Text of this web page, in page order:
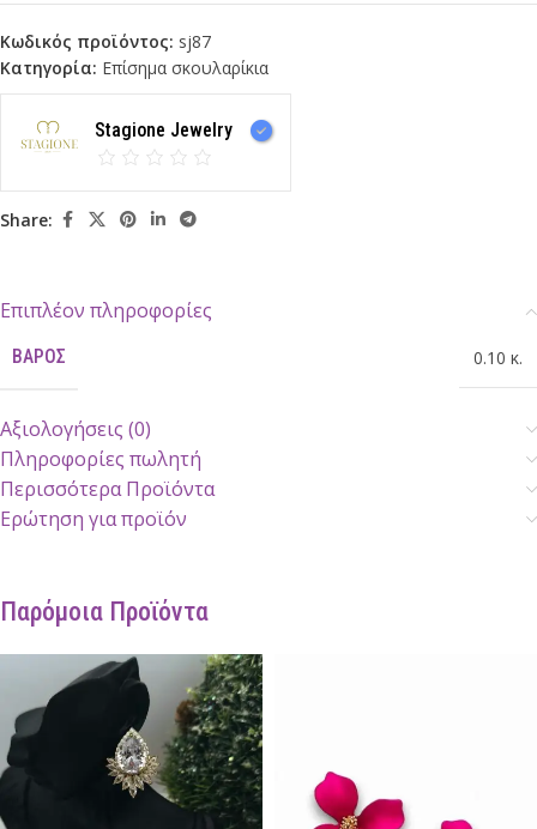
Κωδικός προϊόντος: sj87
Κατηγορία: Επίσημα σκουλαρίκια
Stagione Jewelry
Share:
Επιπλέον πληροφορίες
ΒΆΡΟΣ 0.10 κ.
Αξιολογήσεις (0)
Πληροφορίες πωλητή
Περισσότερα Προϊόντα
Ερώτηση για προϊόν
Παρόμοια Προϊόντα